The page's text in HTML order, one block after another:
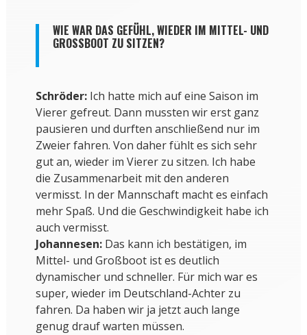
WIE WAR DAS GEFÜHL, WIEDER IM MITTEL- UND
GROSSBOOT ZU SITZEN?
Schröder:Ich hatte mich auf eine Saison im
Vierer gefreut. Dann mussten wir erst ganz
pausieren und durften anschließend nur im
Zweier fahren. Von daher fühlt es sich sehr
gut an, wieder im Vierer zu sitzen. Ich habe
die Zusammenarbeit mit den anderen
vermisst. In der Mannschaft macht es einfach
mehr Spaß. Und die Geschwindigkeit habe ich
auch vermisst.
Johannesen:Das kann ich bestätigen, im
Mittel- und Großboot ist es deutlich
dynamischer und schneller. Für mich war es
super, wieder im Deutschland-Achter zu
fahren. Da haben wir ja jetzt auch lange
genug drauf warten müssen.